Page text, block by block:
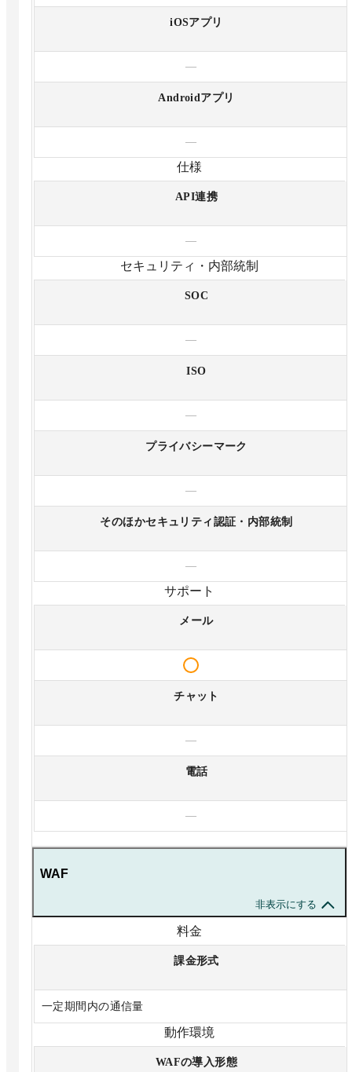
iOSアプリ
—
Androidアプリ
—
仕様
API連携
—
セキュリティ・内部統制
SOC
—
ISO
—
プライバシーマーク
—
そのほかセキュリティ認証・内部統制
—
サポート
メール
チャット
—
電話
—
WAF
非表示にする
料金
課金形式
一定期間内の通信量
動作環境
WAFの導入形態